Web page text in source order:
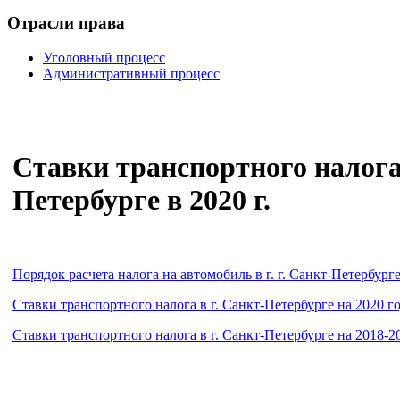
Отрасли права
Уголовный процесс
Административный процесс
Ставки транспортного
Петербурге в 2020 г.
Порядок расчета налога на автомобиль в г. г. Санкт-Петербурге
Ставки транспортного налога в г. Санкт-Петербурге на 2020
Ставки транспортного налога в г. Санкт-Петербурге на 2018-